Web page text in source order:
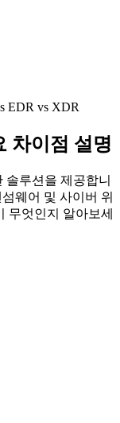
EDR vs XDR
차이점 설명
루션을 제공합니
웨어 및 사이버 위
무엇인지 알아보세